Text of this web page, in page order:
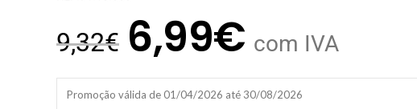
9,32€ 6,99€ com IVA
Promoção válida de 01/04/2026 até 30/08/2026